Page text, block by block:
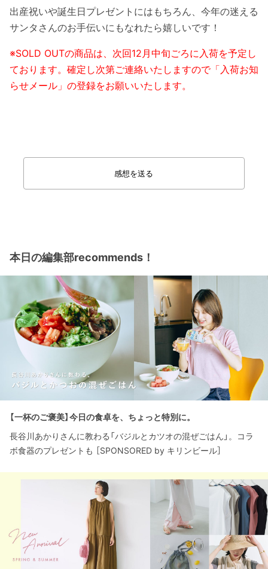
出産祝いや誕生日プレゼントにはもちろん、今年の迷える
サンタさんのお手伝いにもなれたら嬉しいです！
※SOLD OUTの商品は、次回12月中旬ごろに入荷を予定し
ております。確定し次第ご連絡いたしますので「入荷お知
らせメール」の登録をお願いいたします。
感想を送る
本日の編集部recommends！
【一杯のご褒美】今日の食卓を、ちょっと特別に。
長谷川あかりさんに教わる「バジルとカツオの混ぜごはん」。コラ
ボ食器のプレゼントも ［SPONSORED by キリンビール］